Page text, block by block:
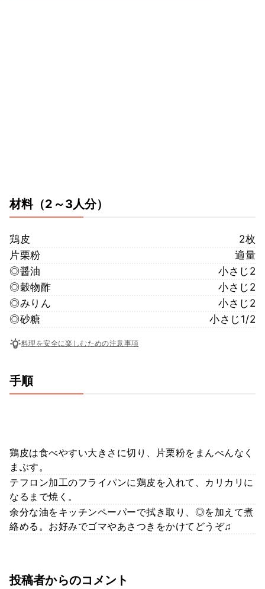
材料（2～3人分）
鶏皮
2枚
片栗粉
適量
◎醤油
小さじ2
◎穀物酢
小さじ2
◎みりん
小さじ2
◎砂糖
小さじ1/2
料理を安全に楽しむための注意事項
手順
鶏皮は食べやすい大きさに切り、片栗粉をまんべんなく
まぶす。
テフロン加工のフライパンに鶏皮を入れて、カリカリに
なるまで焼く。
余分な油をキッチンペーパーで拭き取り、◎を加えて煮
絡める。お好みでゴマやあさつきをかけてどうぞ♫
投稿者からのコメント